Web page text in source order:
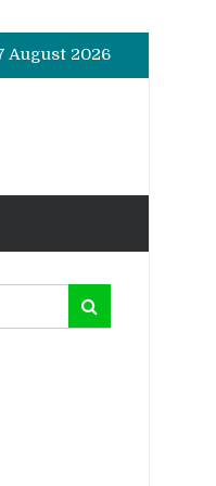
August 2026
Search